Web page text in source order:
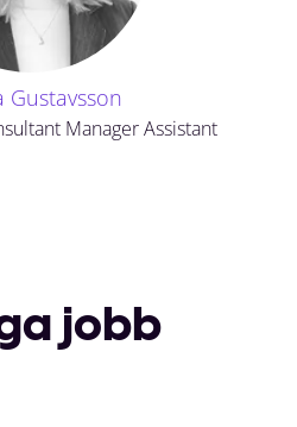
Gustavsson
Manager Assistant
jobb